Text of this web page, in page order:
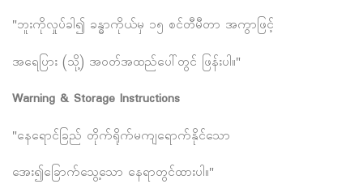
"ဘူးကိုလှုပ်ခါ၍ ခန္ဓာကိုယ်မှ ၁၅ စင်တီမီတာ အကွာဖြင့်
အရေပြား (သို့) အဝတ်အထည်ပေါ်တွင် ဖြန်းပါ။"
Warning & Storage Instructions
"နေရောင်ခြည် တိုက်ရိုက်မကျရောက်နိုင်သော
အေး၍ခြောက်သွေ့သော နေရာတွင်ထားပါ။"